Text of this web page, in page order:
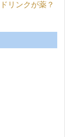
リンクが薬？